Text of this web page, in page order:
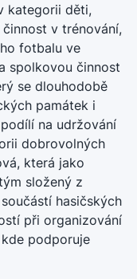
kategorii děti,
v trénování,
fotbalu ve
spolkovou činnost
se dlouhodobě
památek i
na udržování
dobrovolných
která jako
složený z
hasičských
při organizování
podporuje